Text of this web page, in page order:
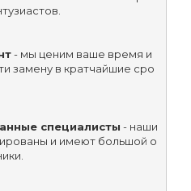
- мы ценим ваше время и
замену в кратчайшие сро
специалисты - наши
и имеют большой о